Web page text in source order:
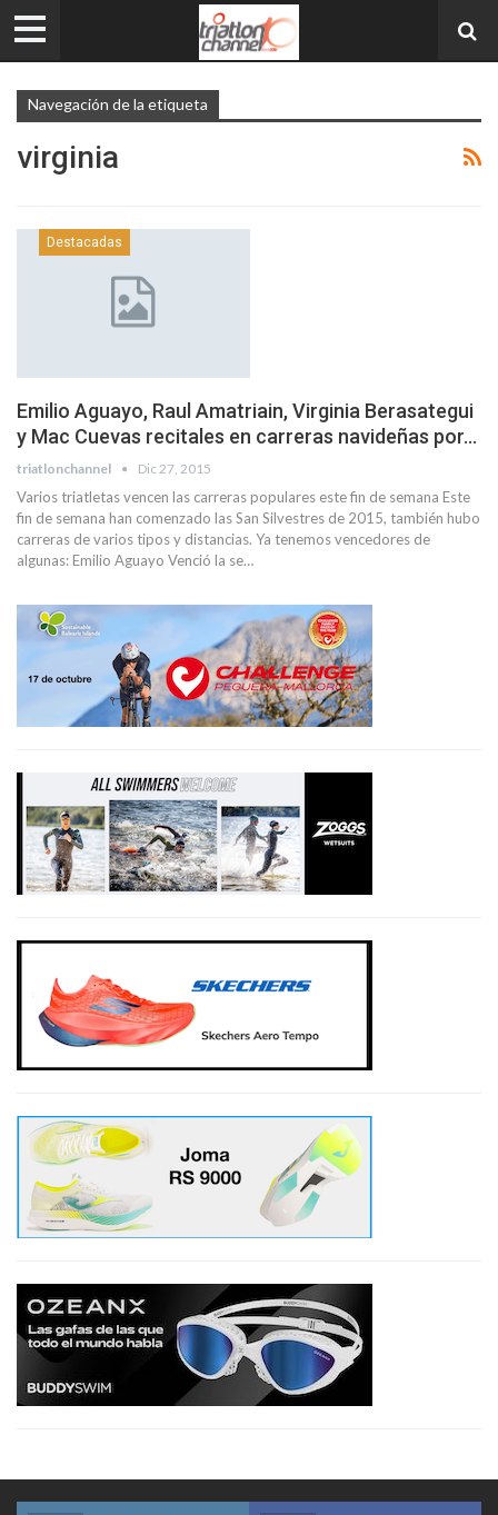
Navegación de la etiqueta
virginia
Destacadas
Emilio Aguayo, Raul Amatriain, Virginia Berasategui
y Mac Cuevas recitales en carreras navideñas por…
triatlonchannel Dic 27, 2015
Varios triatletas vencen las carreras populares este fin de semana Este
fin de semana han comenzado las San Silvestres de 2015, también hubo
carreras de varios tipos y distancias. Ya tenemos vencedores de
algunas: Emilio Aguayo Venció la se…